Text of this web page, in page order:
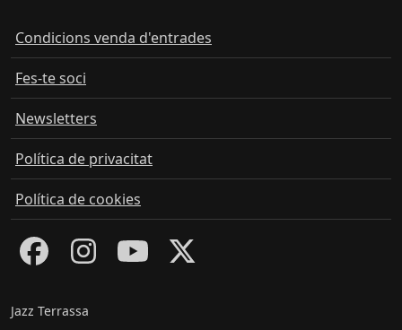
Condicions venda d'entrades
Fes-te soci
Newsletters
Política de privacitat
Política de cookies
Jazz Terrassa